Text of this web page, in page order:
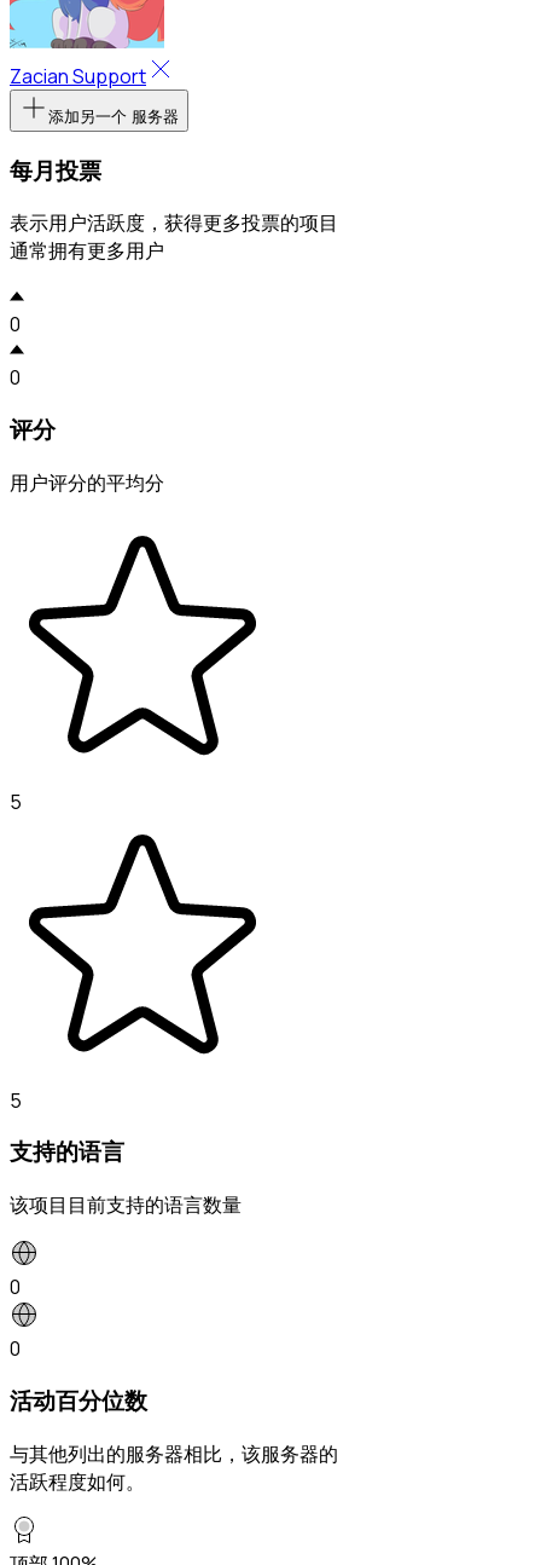
Zacian Support
添加另一个 服务器
每月投票
表示用户活跃度，获得更多投票的项目
通常拥有更多用户
0
0
评分
用户评分的平均分
5
5
支持的语言
该项目目前支持的语言数量
0
0
活动百分位数
与其他列出的服务器相比，该服务器的
活跃程度如何。